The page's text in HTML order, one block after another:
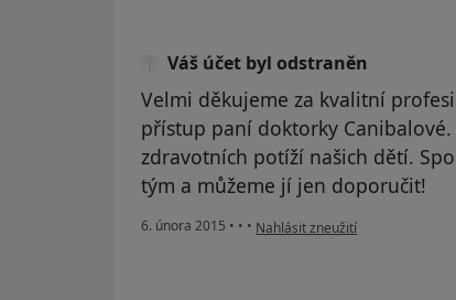
Váš účet byl odstraněn
Velmi děkujeme za kvalitní
přístup paní doktorky
zdravotních potíží našich dětí.
tým a můžeme jí jen doporučit!
6. února 2015 • • • podle názoru uživatele Váš účet
Nahlásit zneužití